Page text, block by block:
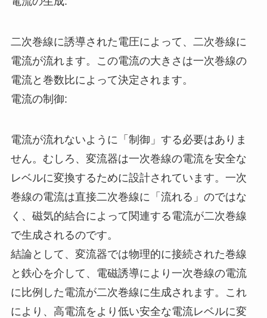
二次巻線に誘導された電圧によって、二次巻線に
電流が流れます。この電流の大きさは一次巻線の
電流と巻数比によって決定されます。
電流の制御:
電流が流れないように「制御」する必要はありま
せん。むしろ、変流器は一次巻線の電流を安全な
レベルに変換するために設計されています。一次
巻線の電流は直接二次巻線に「流れる」のではな
く、磁気的結合によって関連する電流が二次巻線
で生成されるのです。
結論として、変流器では物理的に接続された巻線
と鉄心を介して、電磁誘導により一次巻線の電流
に比例した電流が二次巻線に生成されます。これ
により、高電流をより低い安全な電流レベルに変